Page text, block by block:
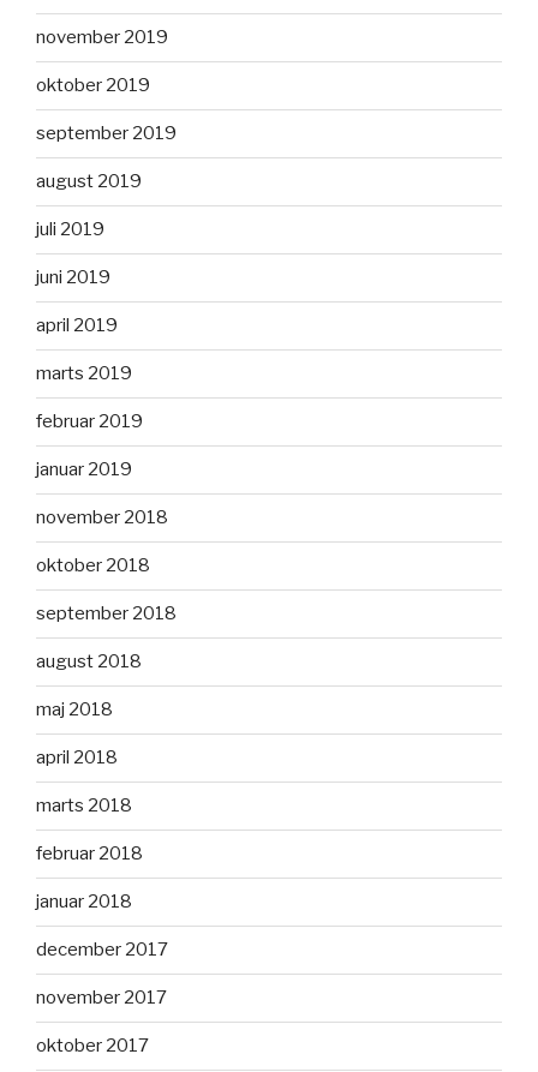
november 2019
oktober 2019
september 2019
august 2019
juli 2019
juni 2019
april 2019
marts 2019
februar 2019
januar 2019
november 2018
oktober 2018
september 2018
august 2018
maj 2018
april 2018
marts 2018
februar 2018
januar 2018
december 2017
november 2017
oktober 2017